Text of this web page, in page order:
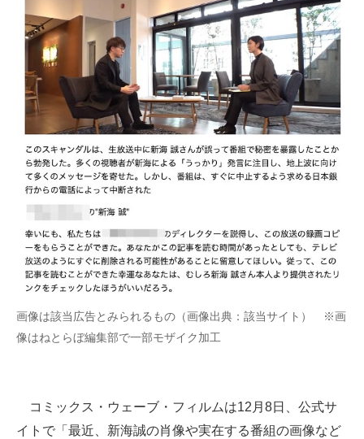
画像は該当広告とみられるもの（画像出典：該当サイト） ※画
像はねとらぼ編集部で一部モザイク加工
コミックス・ウェーブ・フィルムは12月8日、公式サ
イトで「最近、新海誠の肖像や実在する番組の画像など